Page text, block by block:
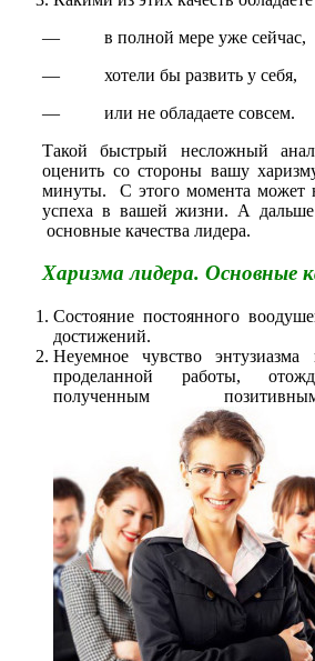
— в полной мере уже сейчас,
— хотели бы развить у себя,
— или не обладаете совсем.
Такой быстрый несложный
оценить со стороны вашу
минуты. С этого момента может
успеха в вашей жизни. А дальше
основные качества лидера.
Харизма лидера. Основные
Состояние постоянного
достижений.
Неуемное чувство энтузиазма
проделанной работы,
полученным